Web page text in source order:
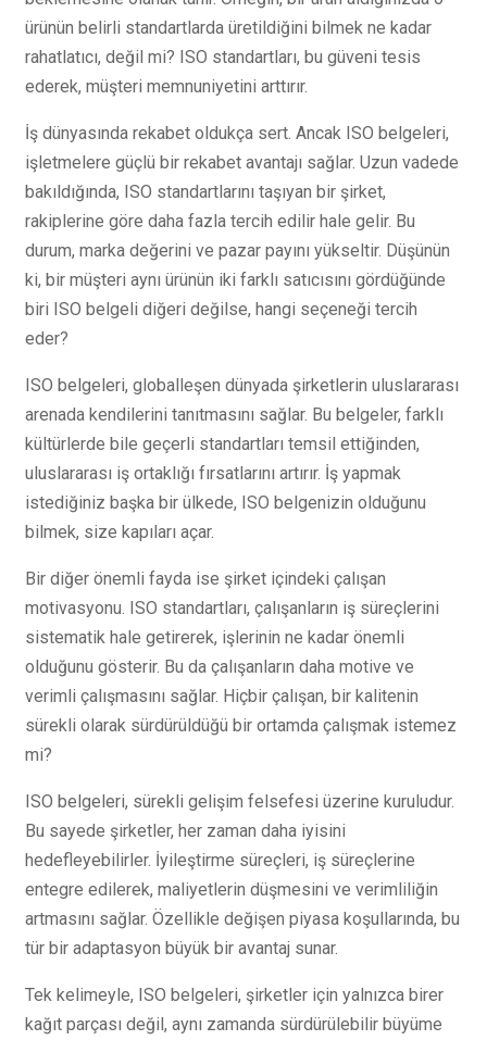
ürünün belirli standartlarda üretildiğini bilmek ne kadar
rahatlatıcı, değil mi? ISO standartları, bu güveni tesis
ederek, müşteri memnuniyetini arttırır.
İş dünyasında rekabet oldukça sert. Ancak ISO belgeleri,
işletmelere güçlü bir rekabet avantajı sağlar. Uzun vadede
bakıldığında, ISO standartlarını taşıyan bir şirket,
rakiplerine göre daha fazla tercih edilir hale gelir. Bu
durum, marka değerini ve pazar payını yükseltir. Düşünün
ki, bir müşteri aynı ürünün iki farklı satıcısını gördüğünde
biri ISO belgeli diğeri değilse, hangi seçeneği tercih
eder?
ISO belgeleri, globalleşen dünyada şirketlerin uluslararası
arenada kendilerini tanıtmasını sağlar. Bu belgeler, farklı
kültürlerde bile geçerli standartları temsil ettiğinden,
uluslararası iş ortaklığı fırsatlarını artırır. İş yapmak
istediğiniz başka bir ülkede, ISO belgenizin olduğunu
bilmek, size kapıları açar.
Bir diğer önemli fayda ise şirket içindeki çalışan
motivasyonu. ISO standartları, çalışanların iş süreçlerini
sistematik hale getirerek, işlerinin ne kadar önemli
olduğunu gösterir. Bu da çalışanların daha motive ve
verimli çalışmasını sağlar. Hiçbir çalışan, bir kalitenin
sürekli olarak sürdürüldüğü bir ortamda çalışmak istemez
mi?
ISO belgeleri, sürekli gelişim felsefesi üzerine kuruludur.
Bu sayede şirketler, her zaman daha iyisini
hedefleyebilirler. İyileştirme süreçleri, iş süreçlerine
entegre edilerek, maliyetlerin düşmesini ve verimliliğin
artmasını sağlar. Özellikle değişen piyasa koşullarında, bu
tür bir adaptasyon büyük bir avantaj sunar.
Tek kelimeyle, ISO belgeleri, şirketler için yalnızca birer
kağıt parçası değil, aynı zamanda sürdürülebilir büyüme